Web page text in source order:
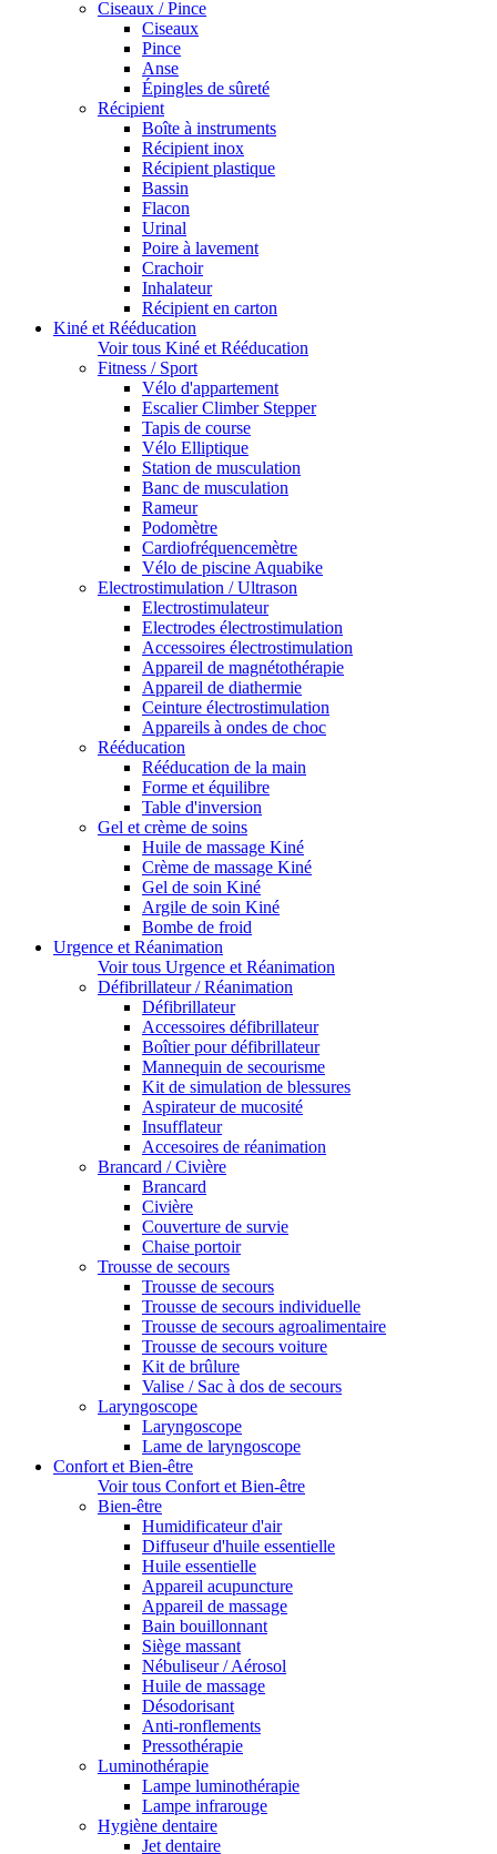
Ciseaux / Pince
Ciseaux
Pince
Anse
Épingles de sûreté
Récipient
Boîte à instruments
Récipient inox
Récipient plastique
Bassin
Flacon
Urinal
Poire à lavement
Crachoir
Inhalateur
Récipient en carton
Kiné et Rééducation
Voir tous Kiné et Rééducation
Fitness / Sport
Vélo d'appartement
Escalier Climber Stepper
Tapis de course
Vélo Elliptique
Station de musculation
Banc de musculation
Rameur
Podomètre
Cardiofréquencemètre
Vélo de piscine Aquabike
Electrostimulation / Ultrason
Electrostimulateur
Electrodes électrostimulation
Accessoires électrostimulation
Appareil de magnétothérapie
Appareil de diathermie
Ceinture électrostimulation
Appareils à ondes de choc
Rééducation
Rééducation de la main
Forme et équilibre
Table d'inversion
Gel et crème de soins
Huile de massage Kiné
Crème de massage Kiné
Gel de soin Kiné
Argile de soin Kiné
Bombe de froid
Urgence et Réanimation
Voir tous Urgence et Réanimation
Défibrillateur / Réanimation
Défibrillateur
Accessoires défibrillateur
Boîtier pour défibrillateur
Mannequin de secourisme
Kit de simulation de blessures
Aspirateur de mucosité
Insufflateur
Accesoires de réanimation
Brancard / Civière
Brancard
Civière
Couverture de survie
Chaise portoir
Trousse de secours
Trousse de secours
Trousse de secours individuelle
Trousse de secours agroalimentaire
Trousse de secours voiture
Kit de brûlure
Valise / Sac à dos de secours
Laryngoscope
Laryngoscope
Lame de laryngoscope
Confort et Bien-être
Voir tous Confort et Bien-être
Bien-être
Humidificateur d'air
Diffuseur d'huile essentielle
Huile essentielle
Appareil acupuncture
Appareil de massage
Bain bouillonnant
Siège massant
Nébuliseur / Aérosol
Huile de massage
Désodorisant
Anti-ronflements
Pressothérapie
Luminothérapie
Lampe luminothérapie
Lampe infrarouge
Hygiène dentaire
Jet dentaire